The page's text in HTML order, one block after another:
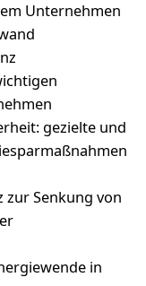
Unternehmen
gezielte und
Senkung von
in